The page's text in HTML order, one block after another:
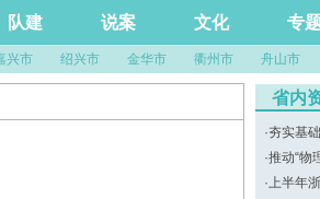
队建 说案 文化 专
兴市 绍兴市 金华市 衢州市 舟山市
省内
·夯实基
·推动“物
·上半年